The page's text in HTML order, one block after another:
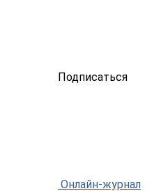
Подписаться
Онлайн-журнал